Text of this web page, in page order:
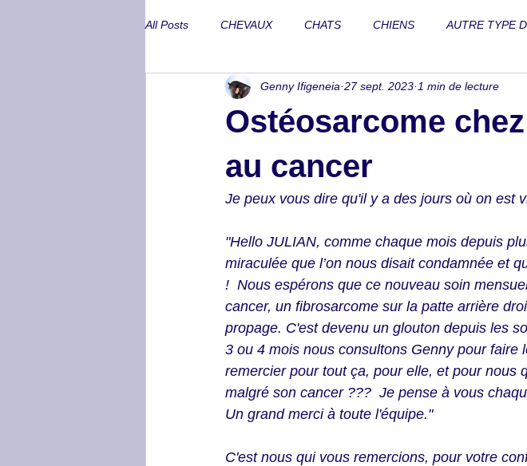
All Posts CHEVAUX CHATS CHIENS AUTRE TYPE
Annecdotes de CA Problèmes de vue Toux Trouble
Trouble neurologique Animal mordeur Ventre gonflé
Ostéosarcome
au cancer
Genny Ifigeneia 27 sept. 2023 1 min de lecture
Je peux vous dire qu'il y a des jours où on est
"Hello JULIAN, comme chaque mois depuis
miraculée que l’on nous disait condamnée et
!  Nous espérons que ce nouveau soin
cancer, un fibrosarcome sur la patte arrière
propage. C'est devenu un glouton depuis les
3 ou 4 mois nous consultons Genny pour faire
remercier pour tout ça, pour elle, et pour nous
malgré son cancer ???  Je pense à vous
Un grand merci à toute l'équipe."
C'est nous qui vous remercions, pour votre